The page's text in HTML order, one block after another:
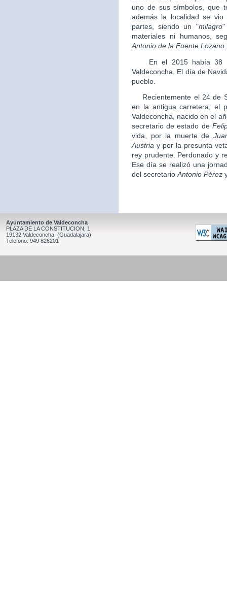
uno de sus símbolos, que
además la localidad se
partes, siendo un "milagro"
materiales ni humanos,
Antonio de la Fuente Lozano.
En el 2015 había 38
Valdeconcha. El día de
pueblo.
Recientemente el 24 de
en la antigua carretera, el
Valdeconcha, nacido en el
secretario de estado de
vida, por la muerte de
Austria y por la presunta
rey prudente. Perdonado y
Ese día se realizó una
del secretario Antonio Pérez
Ayuntamiento de Valdeconcha
PLAZA DE LA CONSTITUCION, 1
19132 Valdeconcha (Guadalajara)
Telefono: 949 826201